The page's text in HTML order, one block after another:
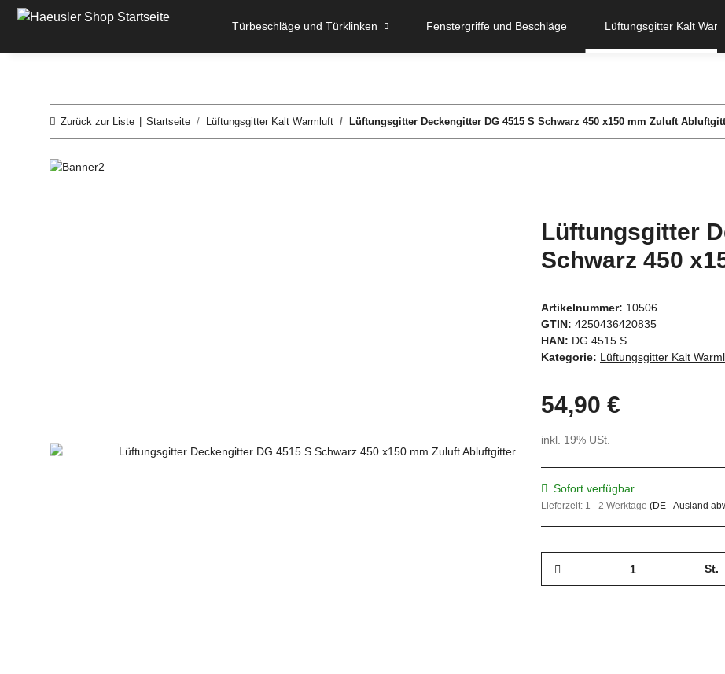
Türbeschläge und Türklinken Fenstergriffe und Beschläge Lüftungsgitter Kalt
Zurück zur Liste Startseite Lüftungsgitter Kalt Warmluft Lüftungsgitter Deckengitter DG 4515 S Schwarz 450 x150 mm Zuluft
Lüftungsgitter
Schwarz 450
Artikelnummer: 10506
GTIN: 4250436420835
HAN: DG 4515 S
Kategorie: Lüftungsgitter Kalt
54,90 €
inkl. 19% USt.
Sofort verfügbar
Lieferzeit: 1 - 2 Werktage (DE - Ausland
St.